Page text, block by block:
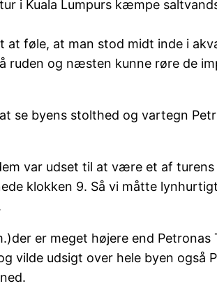
i Kuala Lumpurs kæmpe
føle, at man stod midt inde i
og næsten kunne røre de
se byens stolthed og vartegn
var udset til at være et af
klokken 9. Så vi måtte
er meget højere end
vilde udsigt over hele byen